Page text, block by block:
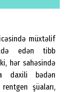
müxtəlif
edən tibb
hər sahəsində
daxili bədən
şüaları,